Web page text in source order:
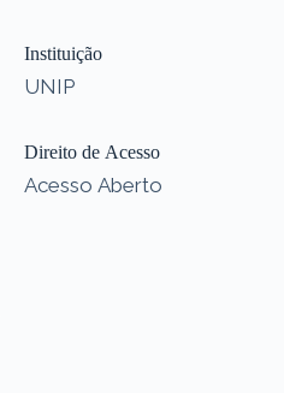
Instituição
UNIP
Direito de Acesso
Acesso Aberto